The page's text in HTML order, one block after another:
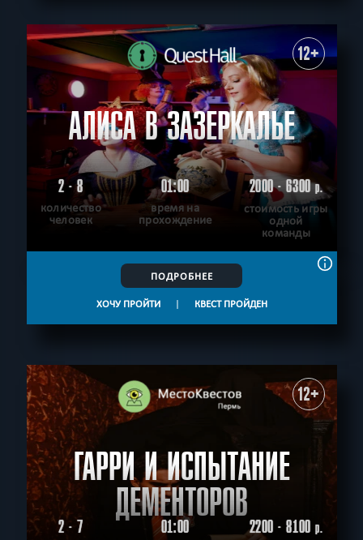
12+
АЛИСА В ЗАЗЕРКАЛЬЕ
2 - 8
количество
человек
01:00
время на
прохождение
2000 - 6300р.
стоимость игры
одной
команды
ПОДРОБНЕЕ
ХОЧУ ПРОЙТИ | КВЕСТ ПРОЙДЕН
12+
ГАРРИ И ИСПЫТАНИЕ
ДЕМЕНТОРОВ
2 - 7 01:00 2200 - 8100р.